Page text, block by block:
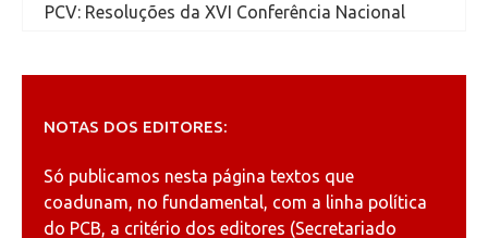
PCV: Resoluções da XVI Conferência Nacional
NOTAS DOS EDITORES:
Só publicamos nesta página textos que
coadunam, no fundamental, com a linha política
do PCB, a critério dos editores (Secretariado